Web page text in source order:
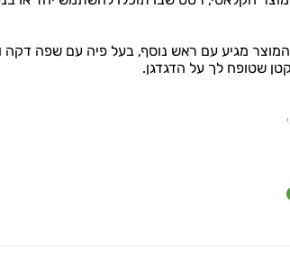
מגיע עם ראש נוסף, בעל פיה עם שפה
שטופח לך על הדגדגן.